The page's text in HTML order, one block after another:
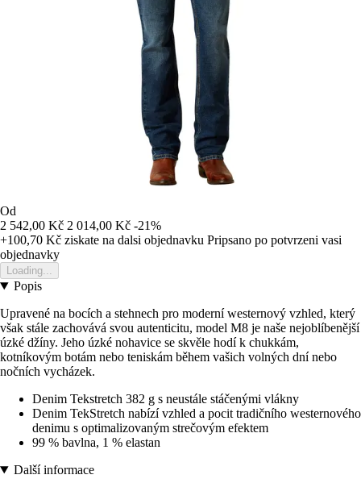
Od
2 542,00 Kč 2 014,00 Kč -21%
+100,70 Kč ziskate na dalsi objednavku Pripsano po potvrzeni vasi
objednavky
Loading...
Popis
Upravené na bocích a stehnech pro moderní westernový vzhled, který
však stále zachovává svou autenticitu, model M8 je naše nejoblíbenější
úzké džíny. Jeho úzké nohavice se skvěle hodí k chukkám,
kotníkovým botám nebo teniskám během vašich volných dní nebo
nočních vycházek.
Denim Tekstretch 382 g s neustále stáčenými vlákny
Denim TekStretch nabízí vzhled a pocit tradičního westernového
denimu s optimalizovaným strečovým efektem
99 % bavlna, 1 % elastan
Další informace